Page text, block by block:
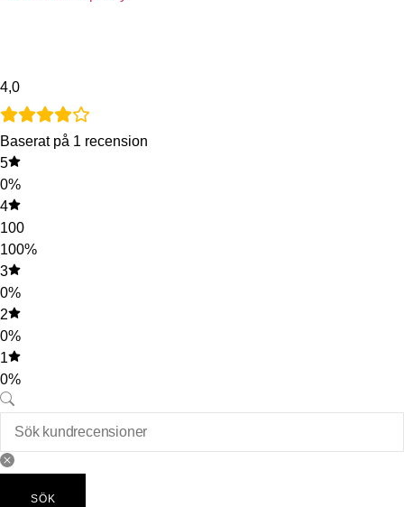
4,0
Baserat på 1 recension
5
0%
4
100
100%
3
0%
2
0%
1
0%
SÖK